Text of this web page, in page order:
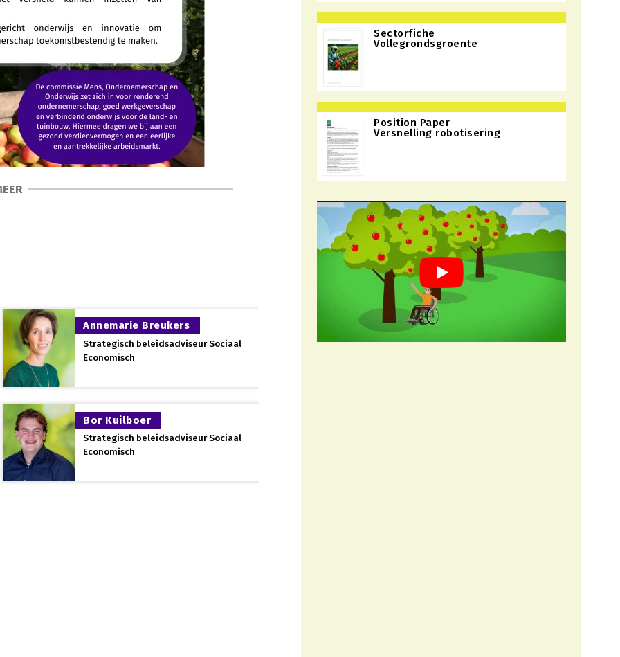
sectoren zijn onder andere de
korte tijd veel werknemers nodig.
in het produceren van gezonde, veilige en
de sterke verbinding tussen kennisinstellingen,
onderzoek en onderwijs zijn hierin de drijvende
universiteiten, onderzoeksinstellingen) die zich
een duurzame circulaire economie, natuur
Onderwijs, Cultuur en Wetenschap (OCW). LTO
van Landbouw, Natuur en Voedselkwaliteit
. Dit platform richt zich op het stimuleren van de
betere samenwerking tussen
van nieuwe leerlingen is noodzakelijk.
Bedrijfsleven (
Annemarie Breukers
Strategisch beleidsadviseur Sociaal
Economisch
Bor Kuilboer
Strategisch beleidsadviseur Sociaal
Economisch
Sectorfiche
Vollegrondsgroente
Position Paper
Versnelling robotisering